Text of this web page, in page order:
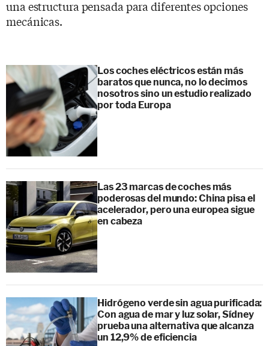
una estructura pensada para diferentes opciones
mecánicas.
Los coches eléctricos están más
baratos que nunca, no lo decimos
nosotros sino un estudio realizado
por toda Europa
Las 23 marcas de coches más
poderosas del mundo: China pisa el
acelerador, pero una europea sigue
en cabeza
Hidrógeno verde sin agua purificada:
Con agua de mar y luz solar, Sídney
prueba una alternativa que alcanza
un 12,9% de eficiencia